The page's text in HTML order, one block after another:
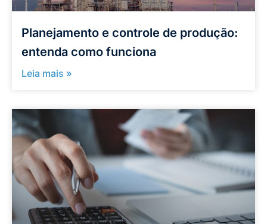
Planejamento e controle de produção:
entenda como funciona
Leia mais »